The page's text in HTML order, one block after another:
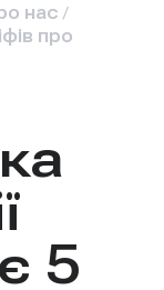
нас /
про
5